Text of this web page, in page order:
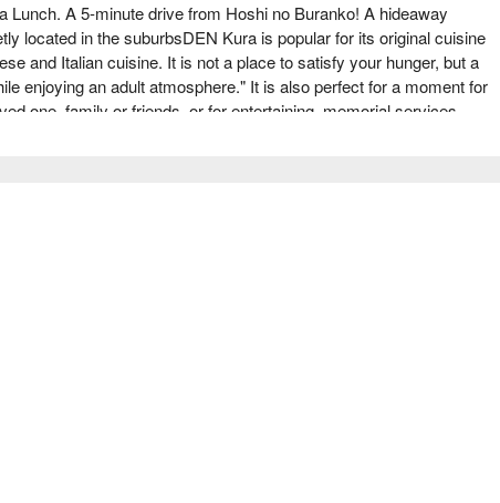
Lunch. A 5-minute drive from Hoshi no Buranko! A hideaway
located in the suburbsDEN Kura is popular for its original cuisine
and Italian cuisine. It is not a place to satisfy your hunger, but a
enjoying an adult atmosphere." It is also perfect for a moment for
one, family or friends, or for entertaining, memorial services,
generated by AI.